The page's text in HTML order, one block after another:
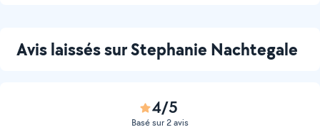
Avis laissés sur Stephanie Nachtegale
4/5
Basé sur 2 avis